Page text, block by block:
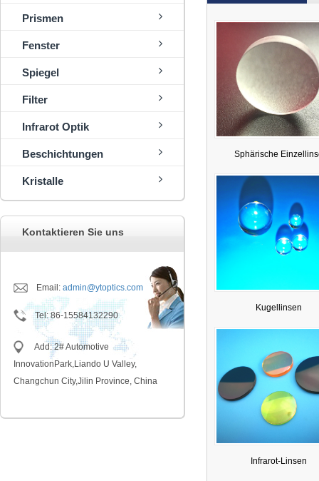
Prismen
Fenster
Spiegel
Filter
Infrarot Optik
Beschichtungen
Kristalle
Kontaktieren Sie uns
Email: admin@ytoptics.com
Tel :86-15584132290
Add: 2# Automotive
InnovationPark,Liando U Valley,
Changchun City,Jilin Province, China
Sphärische
Kugellinsen
Infrarot-Linsen